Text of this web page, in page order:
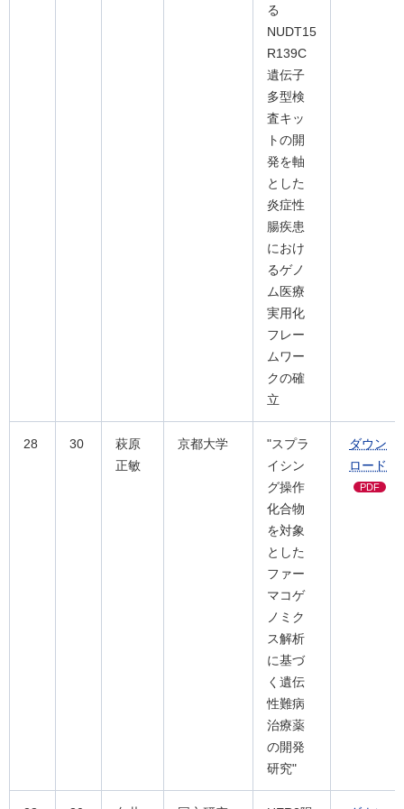
る
NUDT15
R139C
遺伝子
多型検
査キッ
トの開
発を軸
とした
炎症性
腸疾患
におけ
るゲノ
ム医療
実用化
フレー
ムワー
クの確
立
28 30
萩原
正敏
京都大学
"スプラ
イシン
グ操作
化合物
を対象
とした
ファー
マコゲ
ノミク
ス解析
に基づ
く遺伝
性難病
治療薬
の開発
研究"
ダウン
ロード
PDF